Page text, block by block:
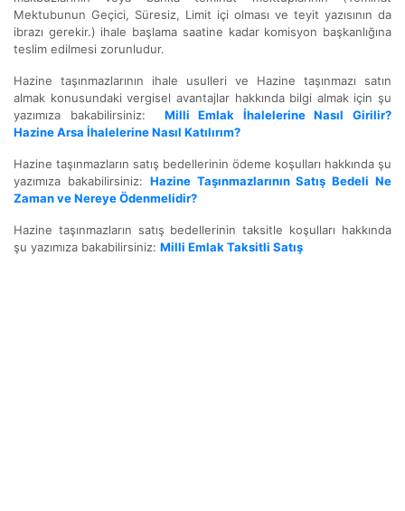
Mektubunun Geçici, Süresiz, Limit içi olması ve teyit yazısının da
ibrazı gerekir.) ihale başlama saatine kadar komisyon başkanlığına
teslim edilmesi zorunludur.
Hazine taşınmazlarının ihale usulleri ve Hazine taşınmazı satın
almak konusundaki vergisel avantajlar hakkında bilgi almak için şu
yazımıza bakabilirsiniz: Milli Emlak İhalelerine Nasıl Girilir?
Hazine Arsa İhalelerine Nasıl Katılırım?
Hazine taşınmazların satış bedellerinin ödeme koşulları hakkında şu
yazımıza bakabilirsiniz: Hazine Taşınmazlarının Satış Bedeli Ne
Zaman ve Nereye Ödenmelidir?
Hazine taşınmazların satış bedellerinin taksitle koşulları hakkında
şu yazımıza bakabilirsiniz: Milli Emlak Taksitli Satış